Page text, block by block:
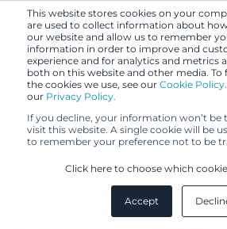
This website stores cookies on your
are used to collect information about
our website and allow us to remember
information in order to improve and
experience and for analytics and metrics
both on this website and other media.
the cookies we use, see our Cookie Policy.
our Privacy Policy.
If you decline, your information won’t be
visit this website. A single cookie will be
to remember your preference not to be
Click here to choose which
Accept
4.9.2025
Tekoäly osana
keksintöä, osa 2